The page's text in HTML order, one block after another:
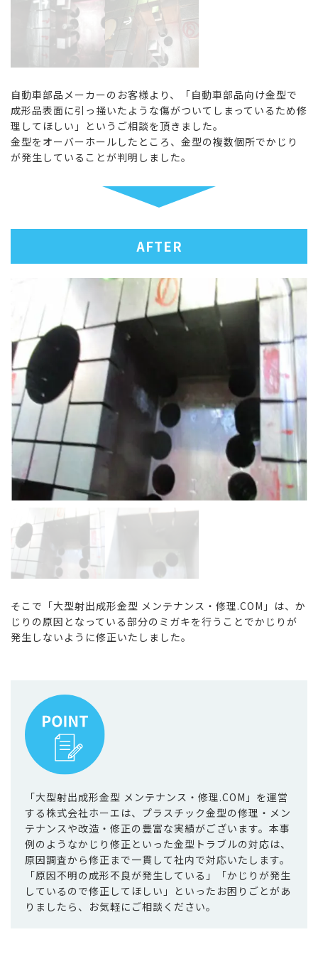
自動車部品メーカーのお客様より、「自動車部品向け金型で
成形品表面に引っ掻いたような傷がついてしまっているため修
理してほしい」というご相談を頂きました。
金型をオーバーホールしたところ、金型の複数個所でかじり
が発生していることが判明しました。
AFTER
そこで「大型射出成形金型 メンテナンス・修理.COM」は、か
じりの原因となっている部分のミガキを行うことでかじりが
発生しないように修正いたしました。
「大型射出成形金型 メンテナンス・修理.COM」を運営
する株式会社ホーエは、プラスチック金型の修理・メン
テナンスや改造・修正の豊富な実績がございます。本事
例のようなかじり修正といった金型トラブルの対応は、
原因調査から修正まで一貫して社内で対応いたします。
「原因不明の成形不良が発生している」「かじりが発生
しているので修正してほしい」といったお困りごとがあ
りましたら、お気軽にご相談ください。